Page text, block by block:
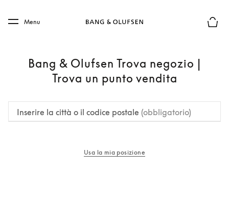
Skip to main footer
Menu
Bang & Olufsen Trova negozio |
Trova un punto vendita
Inserire la città o il codice postale (obbligatorio)
Usa la mia posizione